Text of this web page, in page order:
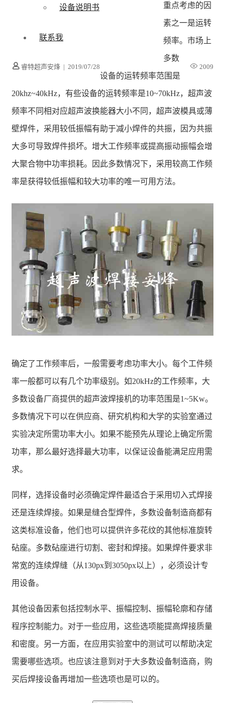
设备说明书
联系我
睿特超声安烽 | 2019/07/28 2009
重点考虑的因
素之一是运转
频率。市场上
多数
设备的运转频率范围是
20khz~40kHz，有些设备的运转频率是10~70kHz，超声波
频率不同相对应超声波换能器大小不同，超声波模具或薄
壁焊件，采用较低振幅有助于减小焊件的共振，因为共振
大多可导致焊件损坏。增大工作频率或提高振动振幅会增
大聚合物中功率损耗。因此多数情况下，采用较高工作频
率是获得较低振幅和较大功率的唯一可用方法。
确定了工作频率后，一般需要考虑功率大小。每个工件频
率一般都可以有几个功率级别。如20kHz的工作频率，大
多数设备厂商提供的超声波焊接机的功率范围是1~5Kw。
多数情况下可以在供应商、研究机构和大学的实验室通过
实验决定所需功率大小。如果不能预先从理论上确定所需
功率，那么最好选择最大功率，以保证设备能满足应用需
求。
同样，选择设备时必须确定焊件最适合于采用切入式焊接
还是连续焊接。如果是缝合型焊件，多数设备制造商都有
这类标准设备，他们也可以提供许多花纹的其他标准旋转
砧座。多数砧座进行切割、密封和焊接。如果焊件要求非
常宽的连续焊缝（从130px到3050px以上），必须设计专
用设备。
其他设备因素包括控制水平、振幅控制、振幅轮廓和存储
程序控制能力。对于一些应用，这些选项能提高焊接质量
和密度。另一方面，在应用实验室中的测试可以帮助决定
需要哪些选项。也应该注意到对于大多数设备制造商，购
买后焊接设备再增加一些选项也是可以的。